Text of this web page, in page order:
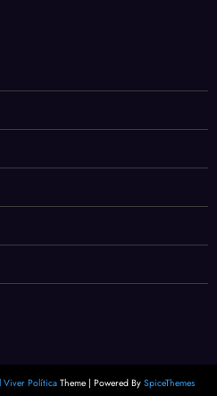
Viver Política Theme | Powered By SpiceThemes